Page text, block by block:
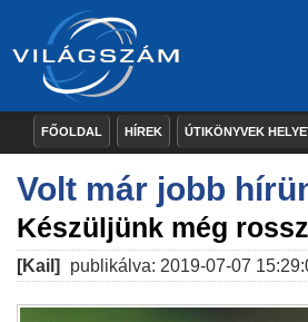
FŐOLDAL HÍREK ÚTIKÖNYVEK
Volt már jobb
Készüljünk még
[Kail] publikálva: 2019-07-07